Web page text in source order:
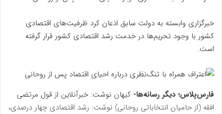
خبرگزاری وابسته به دولت سابق اذعان کرد ظرفیت‌های اقتصادی
کشور با وجود تحریم‌ها در خدمت رشد اقتصادی کشور قرار گرفته
است.
فارس‌پلاس؛ دیگر رسانه‌ها- کیهان نوشت: خبرآنلاین از قول مرتضی
افقه (از حامیان انتخاباتی روحانی) نوشت: رشد اقتصادی چهار درصدی،